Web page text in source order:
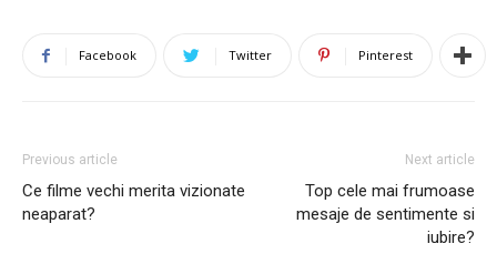
Facebook Twitter Pinterest
Previous article
Ce filme vechi merita vizionate
neaparat?
Next article
Top cele mai frumoase
mesaje de sentimente si
iubire?